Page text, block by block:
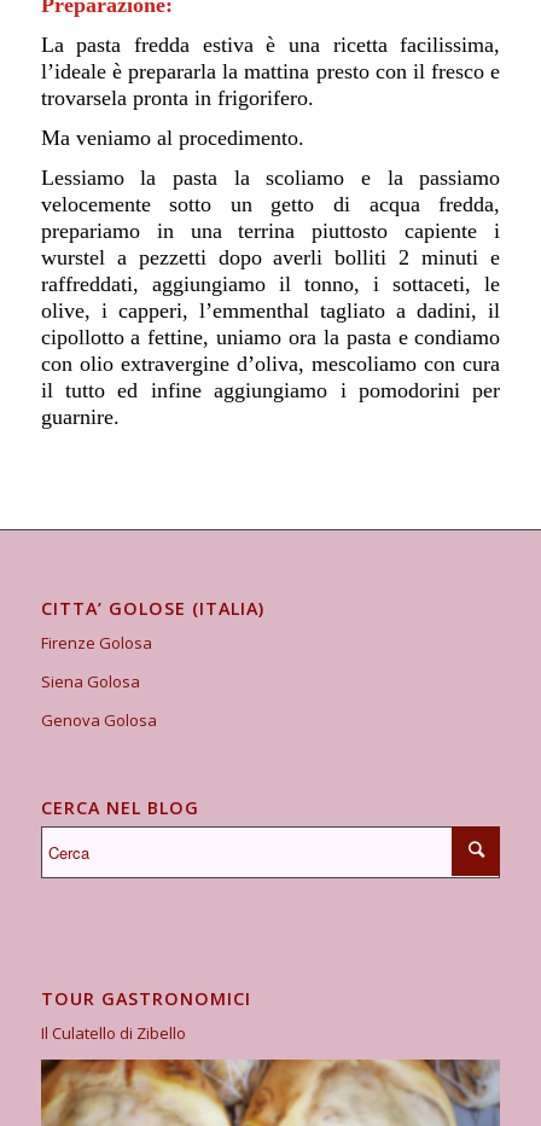
Preparazione:
La pasta fredda estiva è una ricetta facilissima,
l’ideale è prepararla la mattina presto con il fresco e
trovarsela pronta in frigorifero.
Ma veniamo al procedimento.
Lessiamo la pasta la scoliamo e la passiamo
velocemente sotto un getto di acqua fredda,
prepariamo in una terrina piuttosto capiente i
wurstel a pezzetti dopo averli bolliti 2 minuti e
raffreddati, aggiungiamo il tonno, i sottaceti, le
olive, i capperi, l’emmenthal tagliato a dadini, il
cipollotto a fettine, uniamo ora la pasta e condiamo
con olio extravergine d’oliva, mescoliamo con cura
il tutto ed infine aggiungiamo i pomodorini per
guarnire.
CITTA’ GOLOSE (ITALIA)
Firenze Golosa
Siena Golosa
Genova Golosa
CERCA NEL BLOG
TOUR GASTRONOMICI
Il Culatello di Zibello